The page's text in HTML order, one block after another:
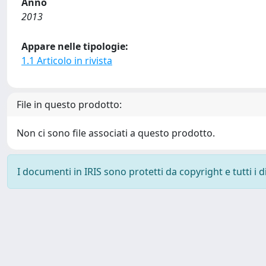
2013
Appare nelle tipologie:
1.1 Articolo in rivista
File in questo prodotto:
Non ci sono file associati a questo prodotto.
I documenti in IRIS sono protetti da copyright e tutti i